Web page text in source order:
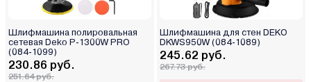
Шлифмашина полировальная
сетевая Deko P-1300W PRO
(084-1099)
230.86 руб.
251.64 руб.
Шлифмашина для стен DEKO
DKWS950W (084-1089)
245.62 руб.
267.73 руб.